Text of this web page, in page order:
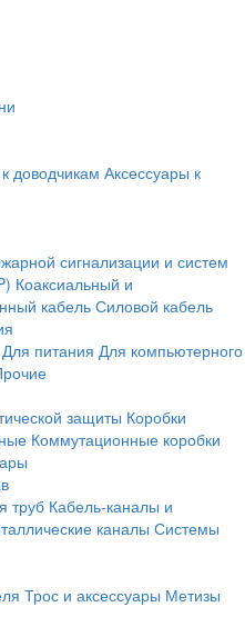
доводчикам Аксессуары к
сигнализации и систем
Коаксиальный и
кабель Силовой кабель
Для питания Для компьютерного
защиты Коробки
Коммутационные коробки
труб Кабель-каналы и
каналы Системы
Трос и аксессуары Метизы